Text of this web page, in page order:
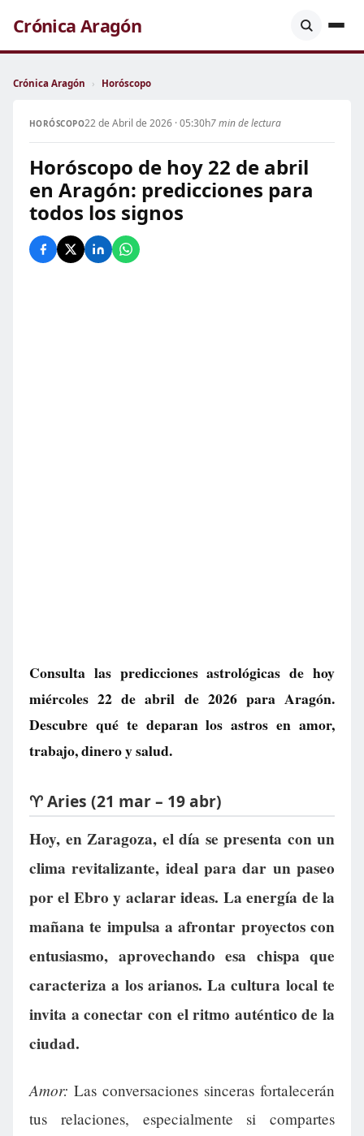
Crónica Aragón
Crónica Aragón › Horóscopo
HORÓSCOPO22 de Abril de 2026 · 05:30h7 min de lectura
Horóscopo de hoy 22 de abril
en Aragón: predicciones para
todos los signos
Consulta las predicciones astrológicas de hoy
miércoles 22 de abril de 2026 para Aragón.
Descubre qué te deparan los astros en amor,
trabajo, dinero y salud.
♈ Aries (21 mar – 19 abr)
Hoy, en Zaragoza, el día se presenta con un
clima revitalizante, ideal para dar un paseo
por el Ebro y aclarar ideas. La energía de la
mañana te impulsa a afrontar proyectos con
entusiasmo, aprovechando esa chispa que
caracteriza a los arianos. La cultura local te
invita a conectar con el ritmo auténtico de la
ciudad.
Amor: Las conversaciones sinceras fortalecerán
tus relaciones, especialmente si compartes